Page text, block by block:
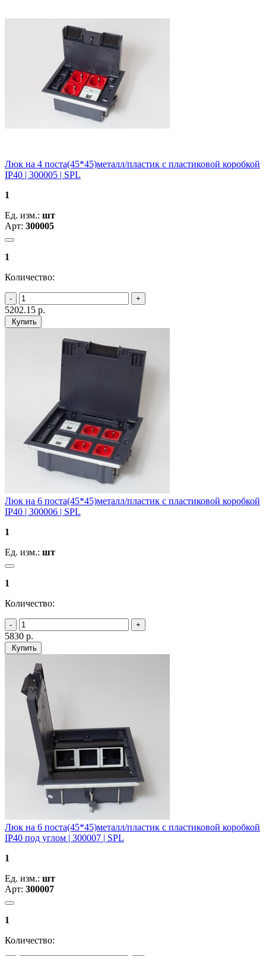
Люк на 4 поста(45*45)металл/пластик с пластиковой коробкой
IP40 | 300005 | SPL
1
Ед. изм.: шт
Арт: 300005
1
Количество:
5202.15 р.
Купить
Люк на 6 поста(45*45)металл/пластик с пластиковой коробкой
IP40 | 300006 | SPL
1
Ед. изм.: шт
1
Количество:
5830 р.
Купить
Люк на 6 поста(45*45)металл/пластик с пластиковой коробкой
IP40 под углом | 300007 | SPL
1
Ед. изм.: шт
Арт: 300007
1
Количество: